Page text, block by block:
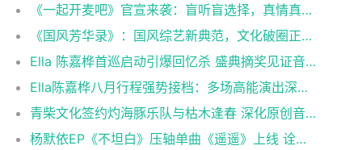
《一起开麦吧》官宣来袭：盲听盲选择，真情真感受，“纯听觉竞技”重构音乐综艺价值
《国风芳华录》：国风综艺新典范，文化破圈正当时
Ella 陈嘉桦首巡启动引爆回忆杀 盛典摘奖见证音乐影响力与舞台魅力
Ella陈嘉桦八月行程强势接档：多场高能演出深度宠粉，炽热舞台引爆全网期待
青柴文化签约灼海豚乐队与枯木逢春 深化原创音乐生态布局
杨默依EP《不坦白》压轴单曲《遥遥》上线 诠释克制而炽热的错位感情